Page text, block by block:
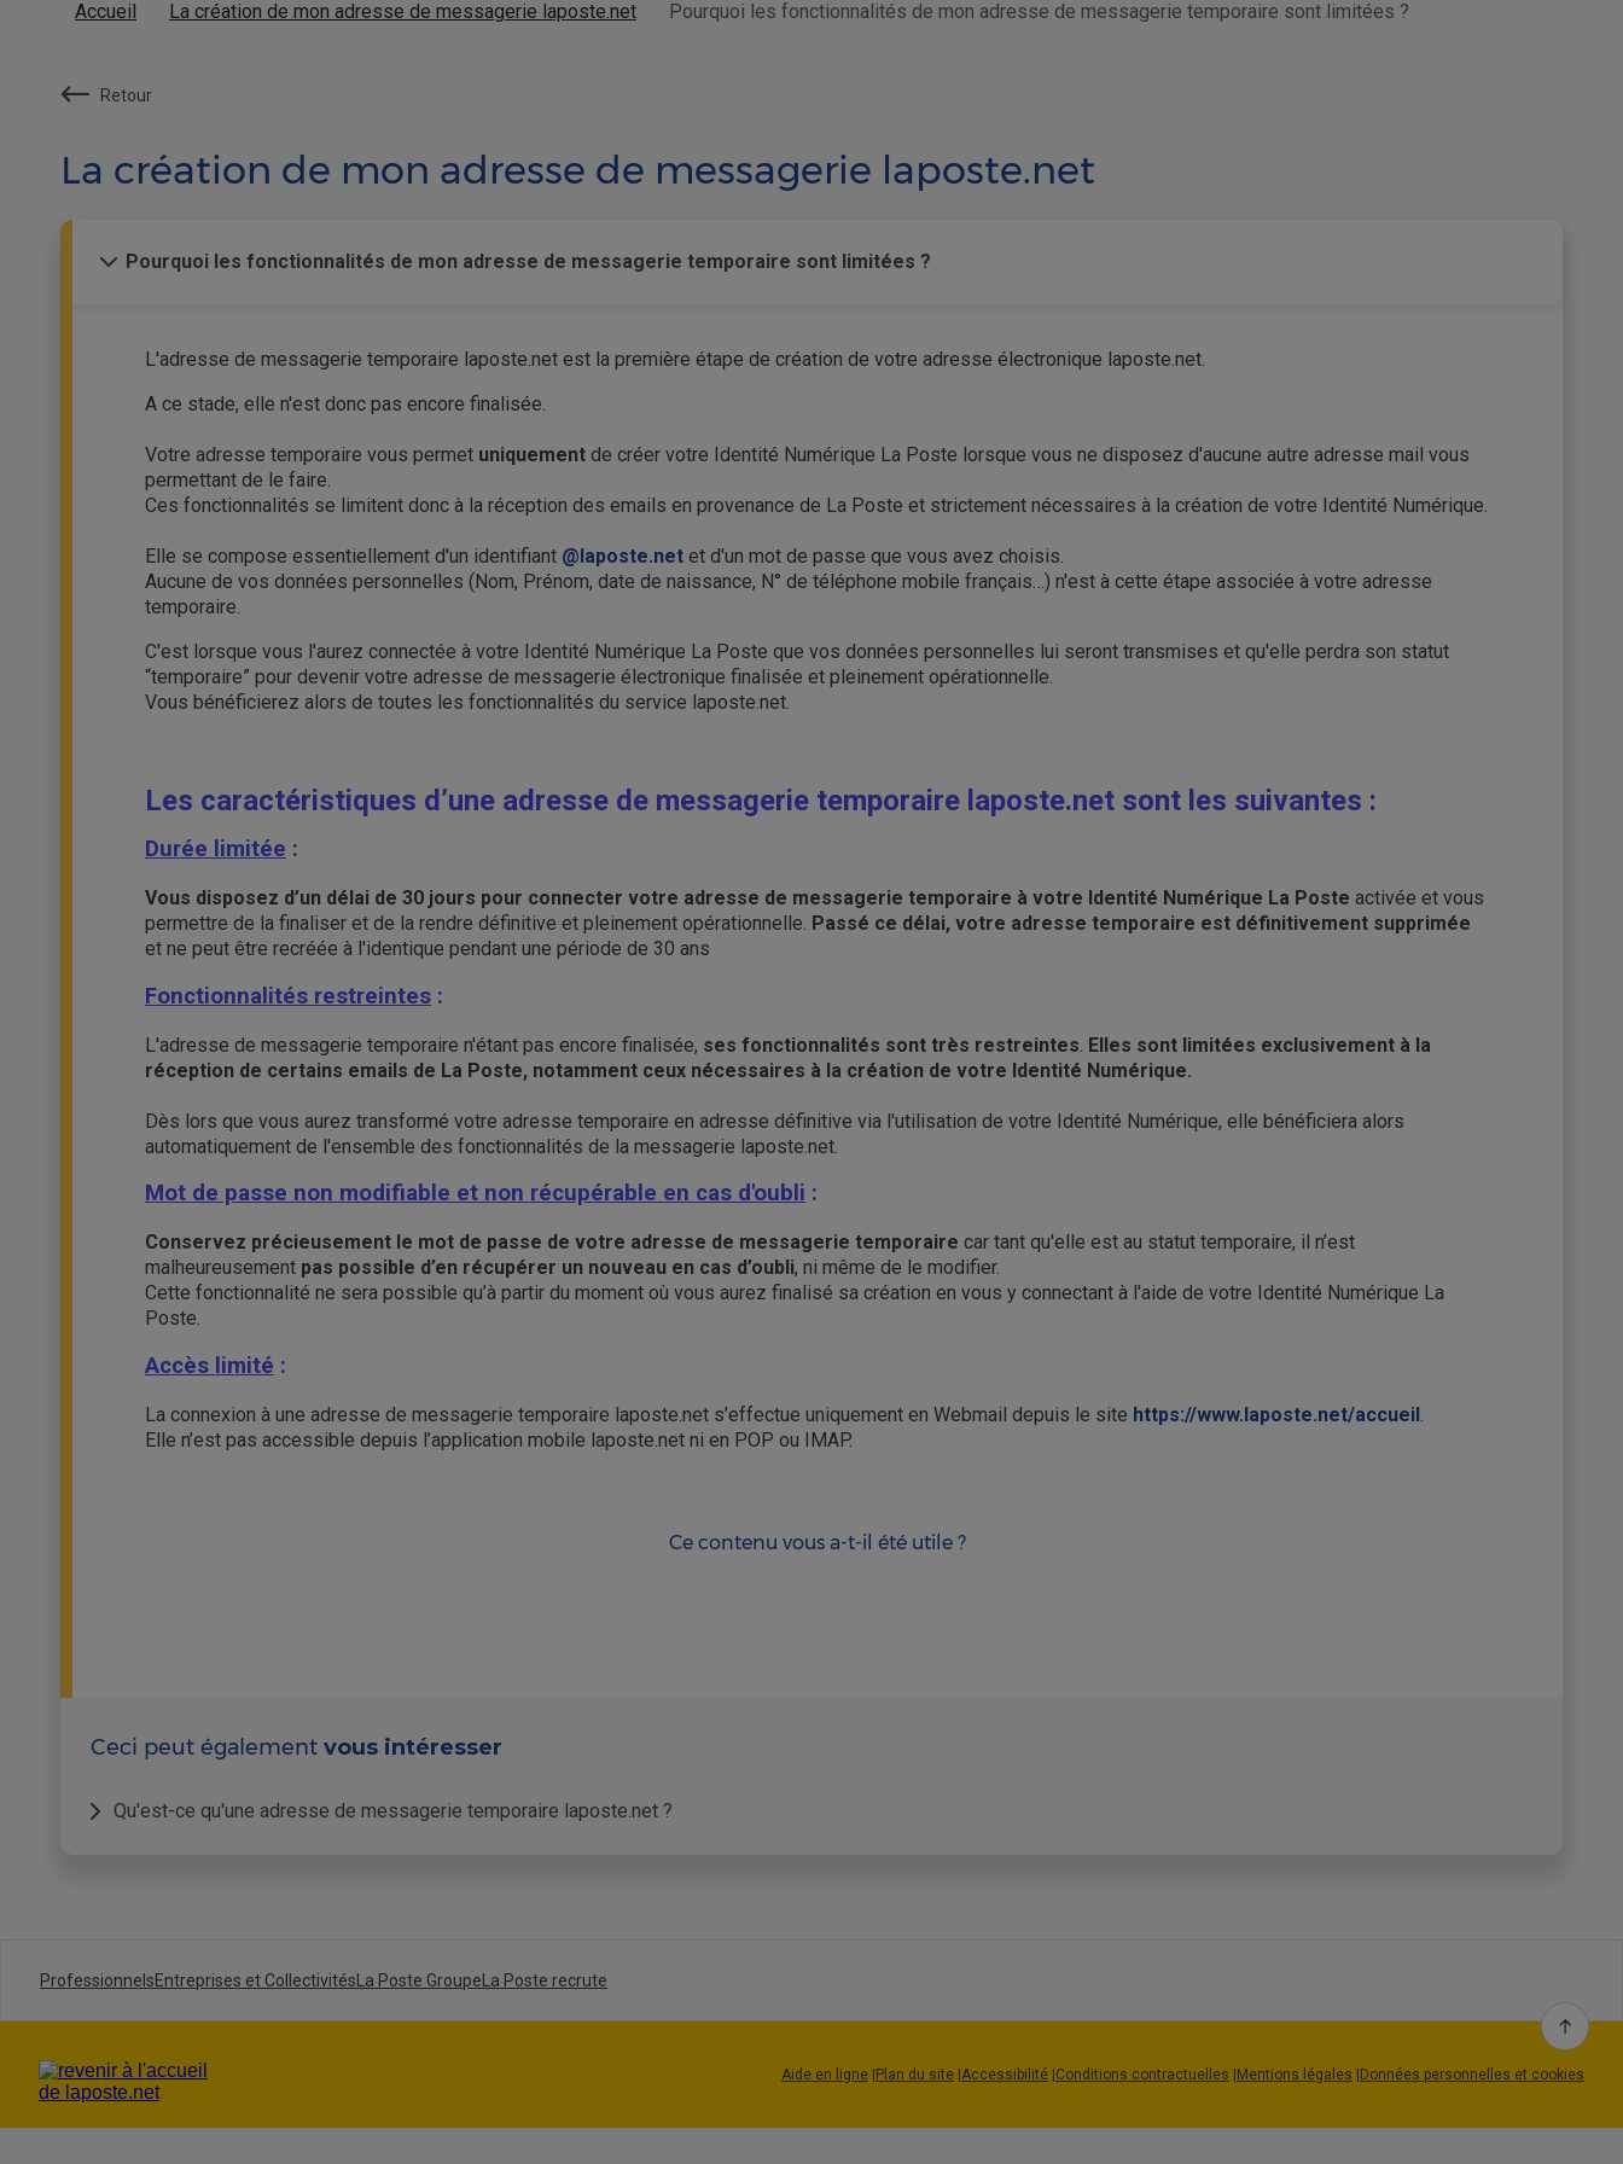
Accueil La création de mon adresse de messagerie laposte.net Pourquoi les fonctionnalités de mon adresse de messagerie temporaire sont limitées ?
Retour
La création de mon adresse de messagerie laposte.net
Pourquoi les fonctionnalités de mon adresse de messagerie temporaire sont limitées ?
L'adresse de messagerie temporaire laposte.net est la première étape de création de votre adresse électronique laposte.net.
A ce stade, elle n'est donc pas encore finalisée.
Votre adresse temporaire vous permet uniquement de créer votre Identité Numérique La Poste lorsque vous ne disposez d'aucune autre adresse mail vous
permettant de le faire.
Ces fonctionnalités se limitent donc à la réception des emails en provenance de La Poste et strictement nécessaires à la création de votre Identité Numérique.
Elle se compose essentiellement d'un identifiant @laposte.net et d'un mot de passe que vous avez choisis.
Aucune de vos données personnelles (Nom, Prénom, date de naissance, N° de téléphone mobile français…) n'est à cette étape associée à votre adresse
temporaire.
C'est lorsque vous l'aurez connectée à votre Identité Numérique La Poste que vos données personnelles lui seront transmises et qu'elle perdra son statut
“temporaire” pour devenir votre adresse de messagerie électronique finalisée et pleinement opérationnelle.
Vous bénéficierez alors de toutes les fonctionnalités du service laposte.net.
Les caractéristiques d’une adresse de messagerie temporaire laposte.net sont les suivantes :
Durée limitée :
Vous disposez d’un délai de 30 jours pour connecter votre adresse de messagerie temporaire à votre Identité Numérique La Poste activée et vous
permettre de la finaliser et de la rendre définitive et pleinement opérationnelle. Passé ce délai, votre adresse temporaire est définitivement supprimée
et ne peut être recréée à l'identique pendant une période de 30 ans
Fonctionnalités restreintes :
L'adresse de messagerie temporaire n'étant pas encore finalisée, ses fonctionnalités sont très restreintes Elles sont limitées exclusivement à la
réception de certains emails de La Poste, notamment ceux nécessaires à la création de votre Identité Numérique.
Dès lors que vous aurez transformé votre adresse temporaire en adresse définitive via l'utilisation de votre Identité Numérique, elle bénéficiera alors
automatiquement de l'ensemble des fonctionnalités de la messagerie laposte.net.
Mot de passe non modifiable et non récupérable en cas d'oubli :
Conservez précieusement le mot de passe de votre adresse de messagerie temporaire car tant qu'elle est au statut temporaire, il n’est
malheureusement pas possible d’en récupérer un nouveau en cas d’oubli, ni même de le modifier.
Cette fonctionnalité ne sera possible qu’à partir du moment où vous aurez finalisé sa création en vous y connectant à l'aide de votre Identité Numérique La
Poste.
Accès limité :
La connexion à une adresse de messagerie temporaire laposte.net s’effectue uniquement en Webmail depuis le site https://www.laposte.net/accueil
Elle n’est pas accessible depuis l’application mobile laposte.net ni en POP ou IMAP.
Ce contenu vous a-t-il été utile ?
Ceci peut également vous intéresser
Qu'est-ce qu'une adresse de messagerie temporaire laposte.net ?
Une fois votre Identité Numérique La Poste activée, vous pourrez finaliser la création de cette adresse électronique temporaire en la rendant pleinement
opérationnelle et fonctionnelle.
Les caractéristiques d’une adresse de messagerie temporaire laposte.net sont les suivantes :
ProfessionnelsEntreprises et CollectivitésLa Poste GroupeLa Poste recrute
Aide en ligne |Plan du site |Accessibilité |Conditions contractuelles |Mentions légales |Données personnelles et cookies